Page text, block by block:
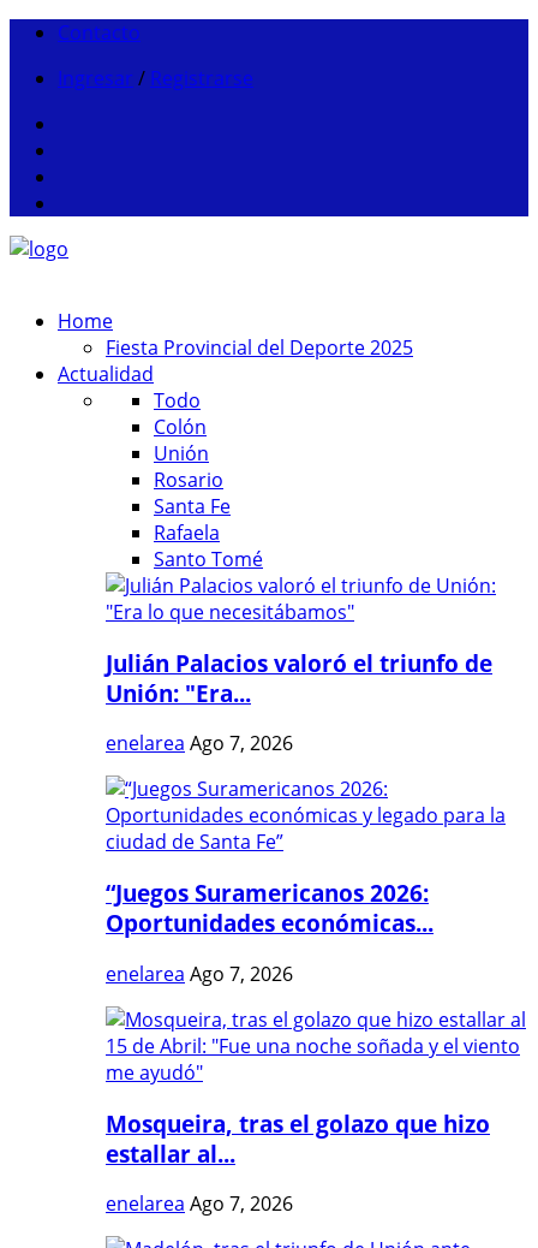
Contacto
Ingresar / Registrarse
Home
Fiesta Provincial del Deporte 2025
Actualidad
Todo
Colón
Unión
Rosario
Santa Fe
Rafaela
Santo Tomé
Julián Palacios valoró el triunfo de
Unión: "Era...
enelarea Ago 7, 2026
“Juegos Suramericanos 2026:
Oportunidades económicas...
enelarea Ago 7, 2026
Mosqueira, tras el golazo que hizo
estallar al...
enelarea Ago 7, 2026